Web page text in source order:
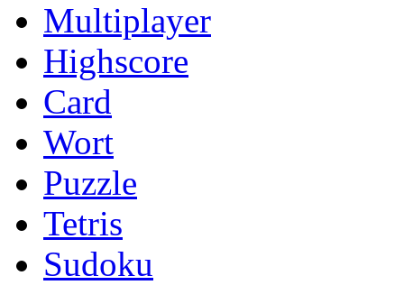
Multiplayer
Highscore
Card
Wort
Puzzle
Tetris
Sudoku